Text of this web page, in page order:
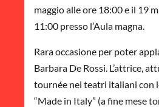
maggio alle ore 18:00 e il 19
11:00 presso l’Aula magna.
Rara occasione per poter
Barbara De Rossi. L’attrice,
tournée nei teatri italiani con
“Made in Italy” (a fine mese